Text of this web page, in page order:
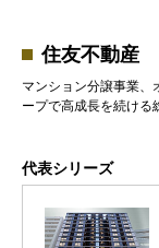
住友不動産
マンション分譲事業、
ープで高成長を続ける
代表シリーズ